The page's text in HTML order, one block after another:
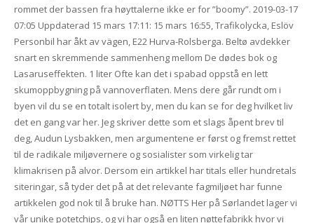
rommet der bassen fra høyttalerne ikke er for ”boomy”. 2019-03-17
07:05 Uppdaterad 15 mars 17:11: 15 mars 16:55, Trafikolycka, Eslöv
Personbil har åkt av vägen, E22 Hurva-Rolsberga. Beltø avdekker
snart en skremmende sammen­heng mellom De dødes bok og
Lasaruseffekten. 1 liter Ofte kan det i spabad oppstå en lett
skumoppbygning på vannoverflaten. Mens dere går rundt om i
byen vil du se en totalt isolert by, men du kan se for deg hvilket liv
det en gang var her. Jeg skriver dette som et slags åpent brev til
deg, Audun Lysbakken, men argumentene er først og fremst rettet
til de radikale miljøvernere og sosialister som virkelig tar
klimakrisen på alvor. Dersom ein artikkel har titals eller hundretals
siteringar, så tyder det på at det relevante fagmiljøet har funne
artikkelen god nok til å bruke han. NØTTS Her på Sørlandet lager vi
vår unike potetchips, og vi har også en liten nøttefabrikk hvor vi